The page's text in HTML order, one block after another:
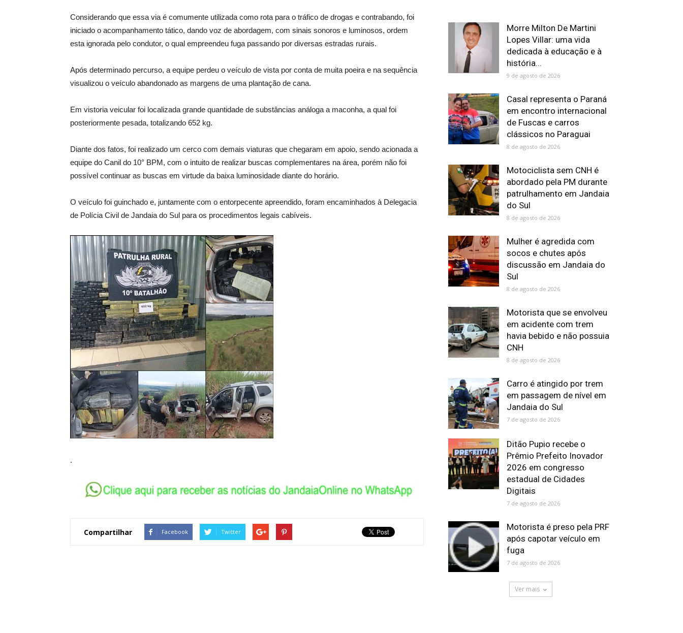
Considerando que essa via é comumente utilizada como rota para o tráfico de drogas e contrabando, foi
iniciado o acompanhamento tático, dando voz de abordagem, com sinais sonoros e luminosos, ordem
esta ignorada pelo condutor, o qual empreendeu fuga passando por diversas estradas rurais.
Após determinado percurso, a equipe perdeu o veículo de vista por conta de muita poeira e na sequência
visualizou o veículo abandonado as margens de uma plantação de cana.
Em vistoria veicular foi localizada grande quantidade de substâncias análoga a maconha, a qual foi
posteriormente pesada, totalizando 652 kg.
Diante dos fatos, foi realizado um cerco com demais viaturas que chegaram em apoio, sendo acionada a
equipe do Canil do 10° BPM, com o intuito de realizar buscas complementares na área, porém não foi
possível continuar as buscas em virtude da baixa luminosidade diante do horário.
O veículo foi guinchado e, juntamente com o entorpecente apreendido, foram encaminhados à Delegacia
de Polícia Civil de Jandaia do Sul para os procedimentos legais cabíveis.
.
Compartilhar Facebook Twitter
Morre Milton De Martini
Lopes Villar: uma vida
dedicada à educação e à
história...
9 de agosto de 2026
Casal representa o Paraná
em encontro internacional
de Fuscas e carros
clássicos no Paraguai
8 de agosto de 2026
Motociclista sem CNH é
abordado pela PM durante
patrulhamento em Jandaia
do Sul
8 de agosto de 2026
Mulher é agredida com
socos e chutes após
discussão em Jandaia do
Sul
8 de agosto de 2026
Motorista que se envolveu
em acidente com trem
havia bebido e não possuia
CNH
8 de agosto de 2026
Carro é atingido por trem
em passagem de nível em
Jandaia do Sul
7 de agosto de 2026
Ditão Pupio recebe o
Prêmio Prefeito Inovador
2026 em congresso
estadual de Cidades
Digitais
7 de agosto de 2026
Motorista é preso pela PRF
após capotar veículo em
fuga
7 de agosto de 2026
Ver mais